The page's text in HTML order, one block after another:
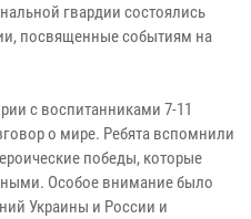
гвардии состоялись
посвященные событиям на
с воспитанниками 7-11
о мире. Ребята вспомнили
победы, которые
Особое внимание было
Украины и России и